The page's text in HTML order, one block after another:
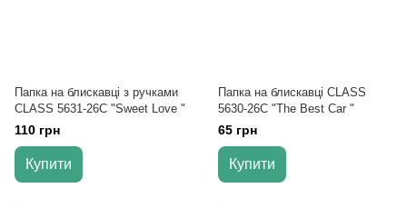
Папка на блискавці з ручками
CLASS 5631-26C "Sweet Love "
110 грн
Купити
Папка на блискавці CLASS
5630-26C "The Best Car "
65 грн
Купити